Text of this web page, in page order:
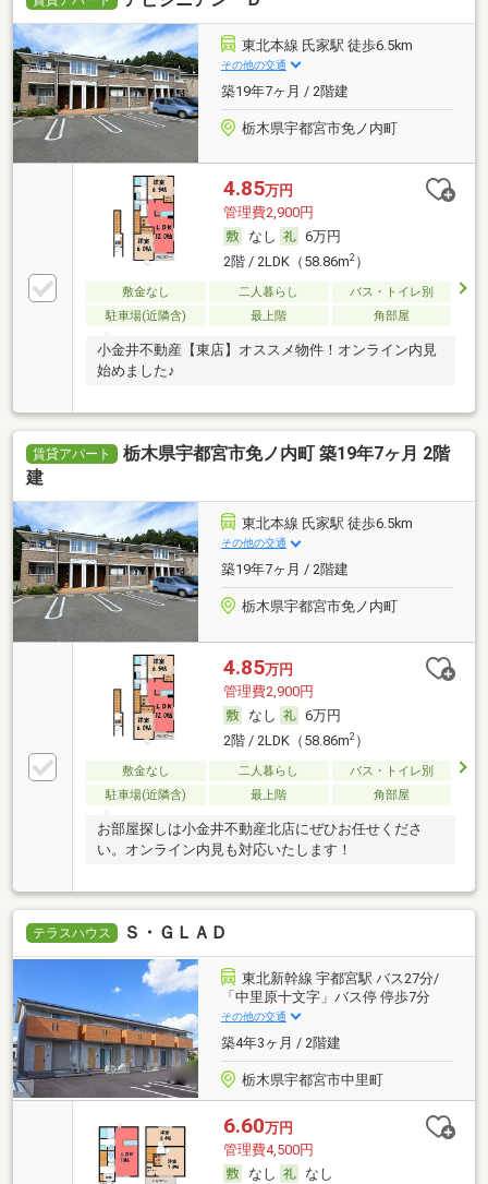
東北本線 氏家駅 徒歩6.5km
その他の交通
築19年7ヶ月 / 2階建
栃木県宇都宮市免ノ内町
4.85万円
管理費2,900円
なし
6万円
2階 / 2LDK（58.86m2）
敷金なし 二人暮らし
バス・トイレ別
駐車場(近隣含)
最上階 角部屋
小金井不動産【東店】オススメ物件！オンライン内見
始めました♪
賃貸アパート
栃木県宇都宮市免ノ内町 築19年7ヶ月 2階
建
東北本線 氏家駅 徒歩6.5km
その他の交通
築19年7ヶ月 / 2階建
栃木県宇都宮市免ノ内町
4.85万円
管理費2,900円
なし
6万円
2階 / 2LDK（58.86m2）
敷金なし 二人暮らし
バス・トイレ別
駐車場(近隣含)
最上階 角部屋
お部屋探しは小金井不動産北店にぜひお任せくださ
い。オンライン内見も対応いたします！
テラスハウス Ｓ・ＧＬＡＤ
東北新幹線 宇都宮駅 バス27分/
「中里原十文字」バス停 停歩7分
その他の交通
築4年3ヶ月 / 2階建
栃木県宇都宮市中里町
6.60万円
管理費4,500円
なし
なし